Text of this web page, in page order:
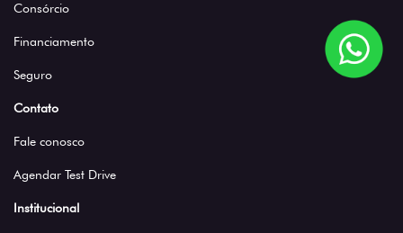
Consórcio
Financiamento
Seguro
Contato
Fale conosco
Agendar Test Drive
Institucional